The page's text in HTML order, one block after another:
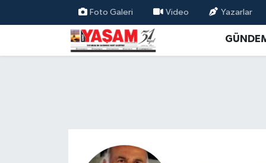
Foto Galeri Video Yazarlar